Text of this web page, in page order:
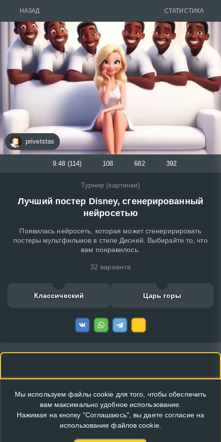
НАЗАД СТАТИСТИКА
privetstas
9.48 (114) 108 682 392
Турнир (картинки)
Лучший постер Disney, сгенерированный
нейросетью
Появилась нейросеть, которая может сгенеририровать
постеры мультфильмов в стиле Дисней. Выбирайте то, что
вам понравилось.
32 варианта
Классический Царь горы
Мы используем файлы cookie для того, чтобы обеспечить
вам максимально удобное использование.
Нажимая на кнопку "Соглашаюсь", вы даете согласие на
использование файлов cookie.